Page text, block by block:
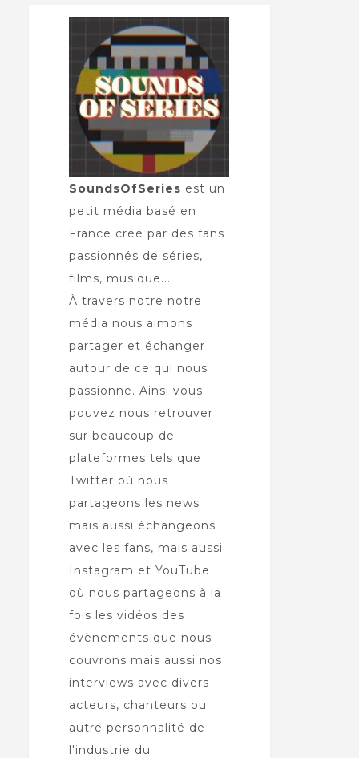
SoundsOfSeries est un
petit média basé en
France créé par des fans
passionnés de séries,
films, musique...
À travers notre notre
média nous aimons
partager et échanger
autour de ce qui nous
passionne. Ainsi vous
pouvez nous retrouver
sur beaucoup de
plateformes tels que
Twitter où nous
partageons les news
mais aussi échangeons
avec les fans, mais aussi
Instagram et YouTube
où nous partageons à la
fois les vidéos des
évènements que nous
couvrons mais aussi nos
interviews avec divers
acteurs, chanteurs ou
autre personnalité de
l'industrie du